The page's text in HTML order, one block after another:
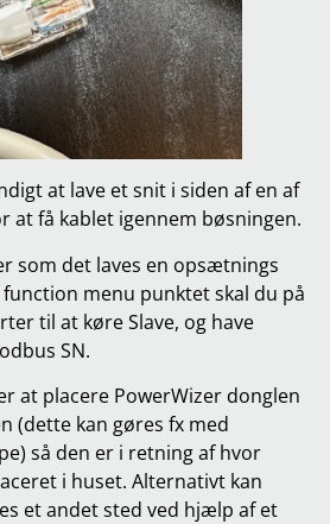
at lave et snit i siden af en af
at få kablet igennem bøsningen.
som det laves en opsætnings
menu punktet skal du på
til at køre Slave, og have
SN.
at placere PowerWizer donglen
(dette kan gøres fx med
så den er i retning af hvor
i huset. Alternativt kan
et andet sted ved hjælp af et